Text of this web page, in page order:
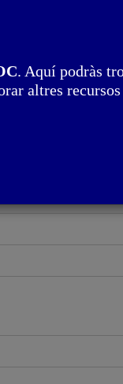
. Aquí podràs
altres